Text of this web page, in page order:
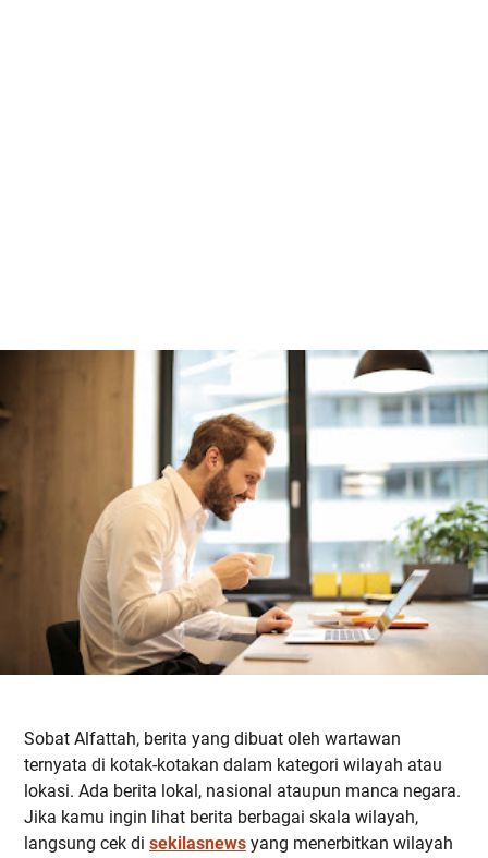
Sobat Alfattah, berita yang dibuat oleh wartawan
ternyata di kotak-kotakan dalam kategori wilayah atau
lokasi. Ada berita lokal, nasional ataupun manca negara.
Jika kamu ingin lihat berita berbagai skala wilayah,
langsung cek di sekilasnews yang menerbitkan wilayah